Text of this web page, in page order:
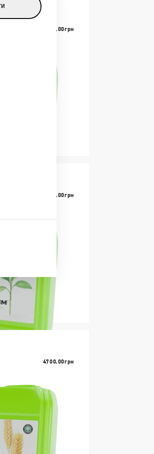
1050,00Грн
5000,00Грн
4700,00Грн